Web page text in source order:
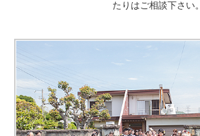
たりはご相談下さい。